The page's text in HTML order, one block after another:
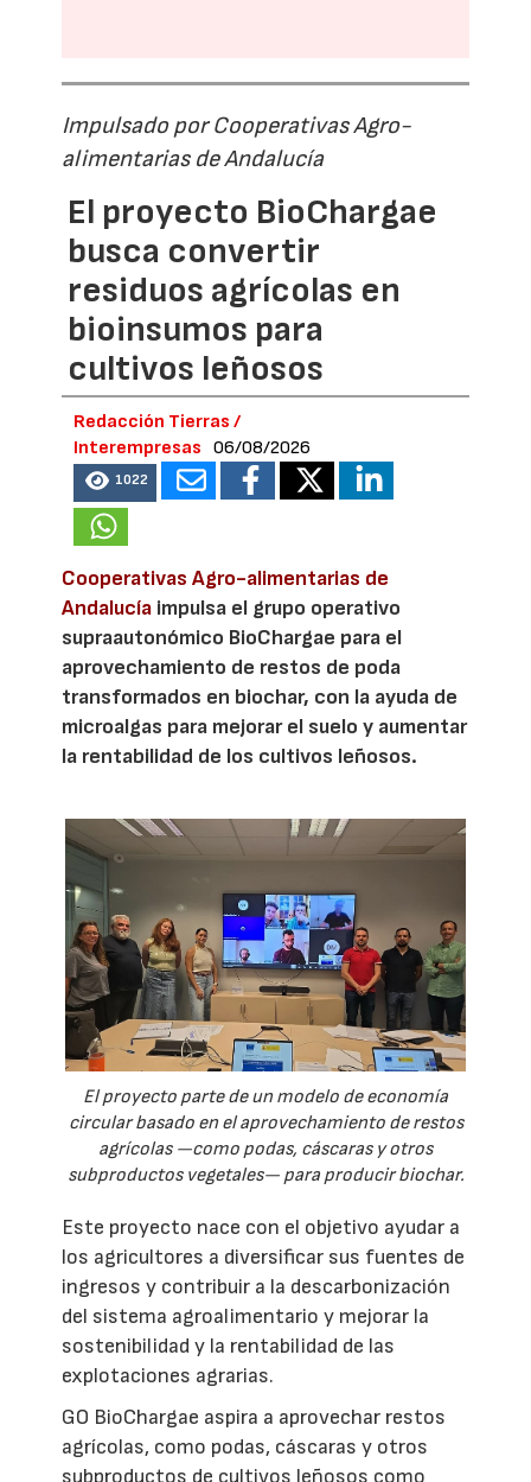
Impulsado por Cooperativas Agro-
alimentarias de Andalucía
El proyecto BioChargae
busca convertir
residuos agrícolas en
bioinsumos para
cultivos leñosos
Redacción Tierras /
Interempresas
06/08/2026
1022
Cooperativas Agro-alimentarias de
Andalucía impulsa el grupo operativo
supraautonómico BioChargae para el
aprovechamiento de restos de poda
transformados en biochar, con la ayuda de
microalgas para mejorar el suelo y aumentar
la rentabilidad de los cultivos leñosos.
El proyecto parte de un modelo de economía
circular basado en el aprovechamiento de restos
agrícolas —como podas, cáscaras y otros
subproductos vegetales— para producir biochar.
Este proyecto nace con el objetivo ayudar a
los agricultores a diversificar sus fuentes de
ingresos y contribuir a la descarbonización
del sistema agroalimentario y mejorar la
sostenibilidad y la rentabilidad de las
explotaciones agrarias.
GO BioChargae aspira a aprovechar restos
agrícolas, como podas, cáscaras y otros
subproductos de cultivos leñosos como